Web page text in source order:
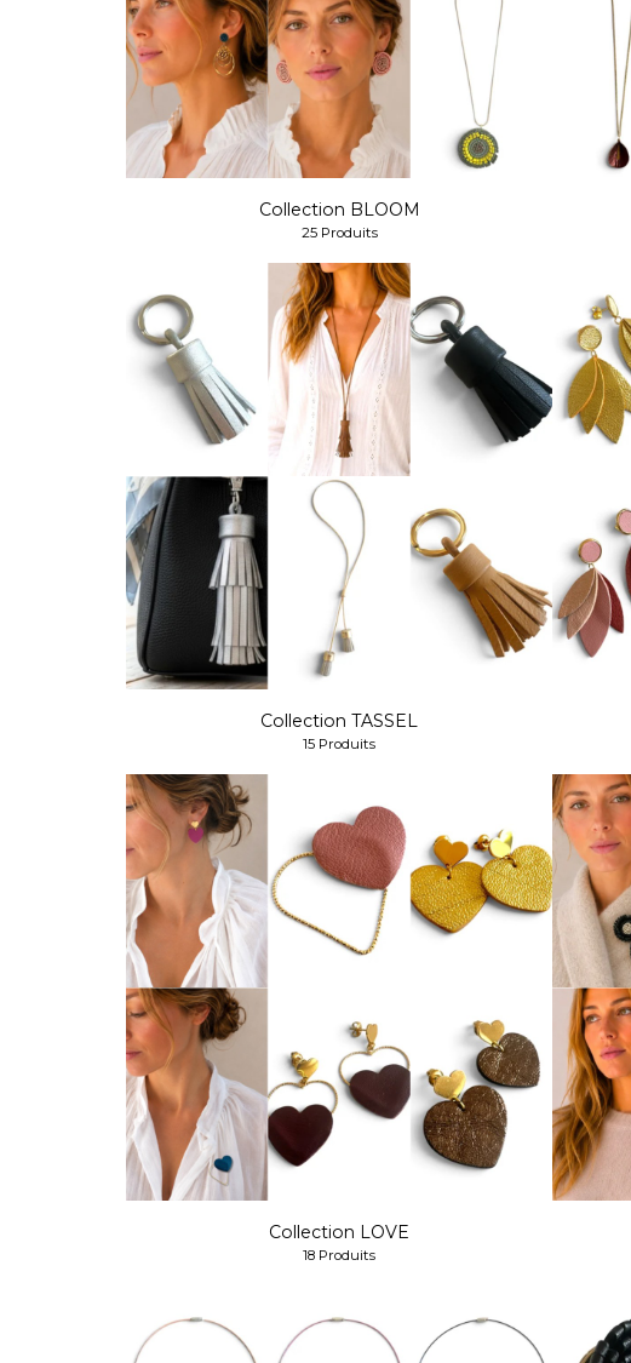
Collection BLOOM
25 Produits
Collection TASSEL
15 Produits
Collection LOVE
18 Produits